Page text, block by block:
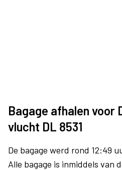
Bagage afhalen voor
vlucht DL 8531
De bagage werd rond 12:49
Alle bagage is inmiddels van